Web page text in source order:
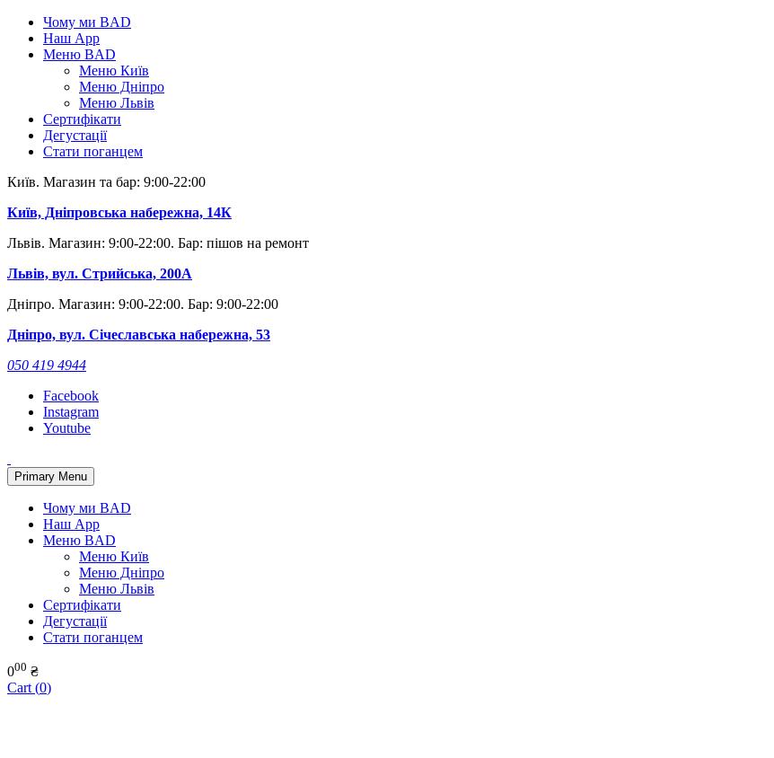
Skip
content
Чому ми BAD
Наш App
Меню BAD
Меню Київ
Меню Дніпро
Меню Львів
Сертифікати
Дегустації
Стати поганцем
Київ. Магазин та бар: 9:00-22:00
Київ, Дніпровська набережна, 14К
Львів. Магазин: 9:00-22:00. Бар: пішов на ремонт
Львів, вул. Стрийська, 200А
Дніпро. Магазин: 9:00-22:00. Бар: 9:00-22:00
Дніпро, вул. Січеславська набережна, 53
050 419 4944
Facebook
Instagram
Youtube
Primary Menu
Чому ми BAD
Наш App
Меню BAD
Меню Київ
Меню Дніпро
Меню Львів
Сертифікати
Дегустації
Стати поганцем
000 ₴
Cart (0)